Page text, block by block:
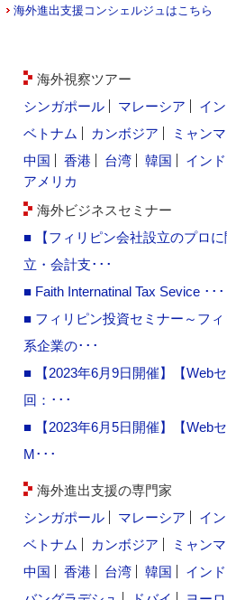
海外進出支援コンシェルジュはこちら
海外視察ツアー
シンガポール
マレーシア イ
ベトナム
カンボジア ミャン
中国
香港 台湾 韓国 インド
アメリカ
海外ビジネスセミナー
■ 【フィリピン会社設立のプロ
立・会計支･･･
■ Faith Internatinal Tax Sevice ･･･
■ フィリピン投資セミナー～フ
系企業の･･･
■ 【2023年6月9日開催】【Web
回：･･･
■ 【2023年6月5日開催】【Web
M･･･
海外進出支援の専門家
シンガポール
マレーシア イ
ベトナム
カンボジア ミャン
中国
香港 台湾 韓国 インド